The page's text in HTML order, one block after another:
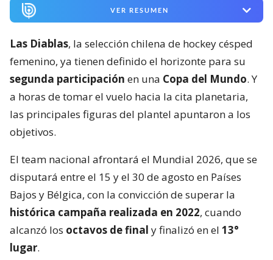
VER RESUMEN
Las Diablas, la selección chilena de hockey césped
femenino, ya tienen definido el horizonte para su
segunda participación en una Copa del Mundo. Y
a horas de tomar el vuelo hacia la cita planetaria,
las principales figuras del plantel apuntaron a los
objetivos.
El team nacional afrontará el Mundial 2026, que se
disputará entre el 15 y el 30 de agosto en Países
Bajos y Bélgica, con la convicción de superar la
histórica campaña realizada en 2022, cuando
alcanzó los octavos de final y finalizó en el 13°
lugar.